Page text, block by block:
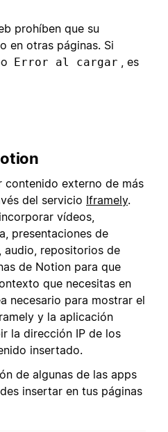
prohíben que su
en otras páginas. Si
Error al cargar
, es
externo de más
del servicio Iframely.
vídeos,
presentaciones de
audio, repositorios de
de Notion para que
que necesitas en
necesario para mostrar el
y la aplicación
la dirección IP de los
insertado.
de algunas de las apps
insertar en tus páginas